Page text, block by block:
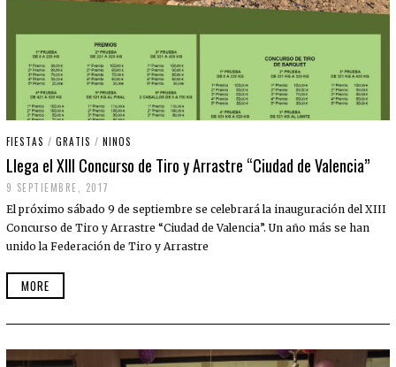
FIESTAS / GRATIS / NINOS
Llega el XIII Concurso de Tiro y Arrastre “Ciudad de Valencia”
9 SEPTIEMBRE, 2017
El próximo sábado 9 de septiembre se celebrará la inauguración del XIII
Concurso de Tiro y Arrastre “Ciudad de Valencia”. Un año más se han
unido la Federación de Tiro y Arrastre
MORE